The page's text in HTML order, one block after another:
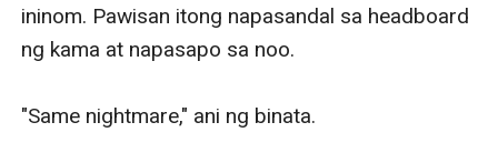
"Crimson, huminahon ka. Hindi pa niya nasasabi kung
nasaan ang black list."
"S-Sino ba kayo? A-At anong mafia boss. Hindi ko alam